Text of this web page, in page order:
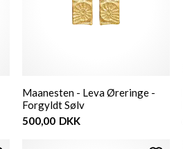
Maanesten - Leva Øreringe -
Forgyldt Sølv
500,00 DKK